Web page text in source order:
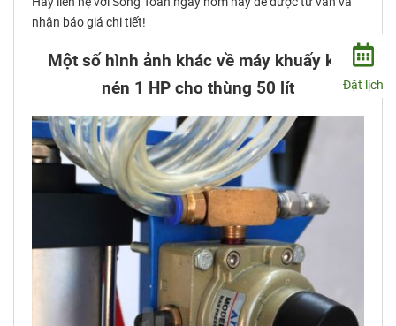
nhận báo giá chi tiết!
Một số hình ảnh khác về máy khuấy khí
nén 1 HP cho thùng 50 lít
Đặt lịch